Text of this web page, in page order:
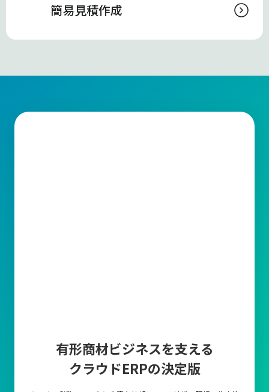
簡易見積作成
有形商材ビジネスを支える
クラウドERPの決定版